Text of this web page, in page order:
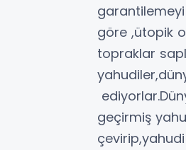
garantilemeyi
göre ,ütopik
topraklar
geçirmiş